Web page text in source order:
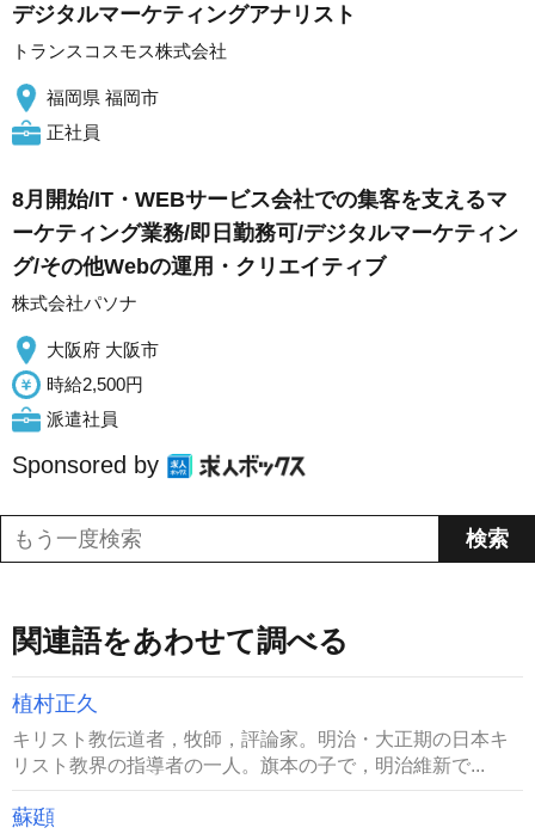
デジタルマーケティングアナリスト
トランスコスモス株式会社
福岡県 福岡市
正社員
8月開始/IT・WEBサービス会社での集客を支えるマ
ーケティング業務/即日勤務可/デジタルマーケティン
グ/その他Webの運用・クリエイティブ
株式会社パソナ
大阪府 大阪市
時給2,500円
派遣社員
Sponsored by
関連語をあわせて調べる
植村正久
キリスト教伝道者，牧師，評論家。明治・大正期の日本キ
リスト教界の指導者の一人。旗本の子で，明治維新で...
蘇頲